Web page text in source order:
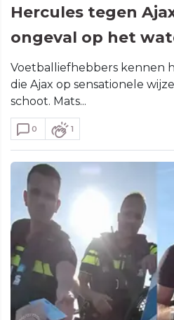
Hercules tegen
ongeval op het
Voetballiefhebbers kennen
die Ajax op sensationele
schoot. Mats...
0 1